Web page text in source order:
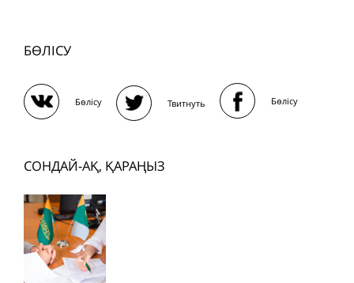
БӨЛІСУ
Бөлісу Твитнуть Бөлісу
СОНДАЙ-АҚ, ҚАРАҢЫЗ